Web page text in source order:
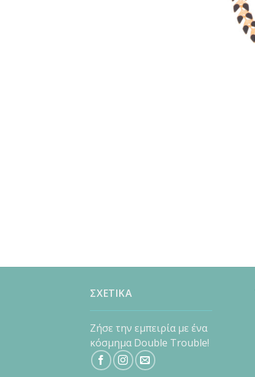
ΣΧΕΤΙΚΑ
Ζήσε την εμπειρία με ένα
κόσμημα Double Trouble!